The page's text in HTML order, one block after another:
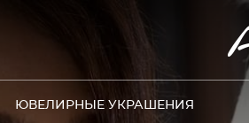
ЮВЕЛИРНЫЕ УКРАШЕНИЯ